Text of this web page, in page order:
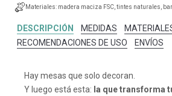
Materiales: madera maciza FSC, tintes naturales,
DESCRIPCIÓN MEDIDAS
RECOMENDACIONES DE USO
ENVÍOS
Hay mesas que solo decoran.
Y luego está esta: la que transforma